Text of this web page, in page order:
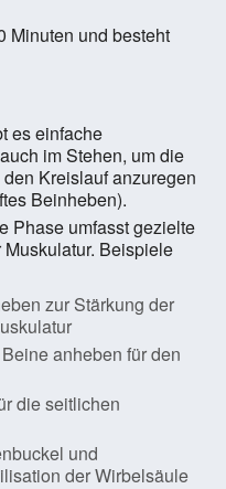
Minuten und besteht
es einfache
im Stehen, um die
Kreislauf anzuregen
Beinheben).
Phase umfasst gezielte
Beispiele
zur Stärkung der
anheben für den
die seitlichen
und
der Wirbelsäule